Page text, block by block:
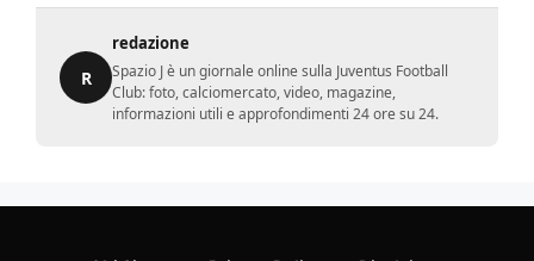
R
redazione
Spazio J è un giornale online sulla Juventus Football
Club: foto, calciomercato, video, magazine,
informazioni utili e approfondimenti 24 ore su 24.